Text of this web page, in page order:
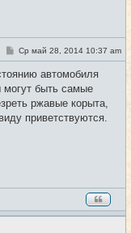
#7
С
о
б
щ
н
и
Ср май 28, 2014 10:37 am
автомобиля
могут быть самые
ржавые корыта,
приветствуются.